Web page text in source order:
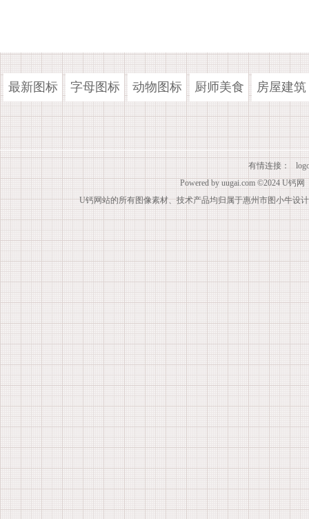
最新图标 字母图标 动物图标 厨师美食 房屋建筑
有情连接：
Powered by uugai.com ©2024 U钙网
U钙网站的所有图像素材、技术产品均归属于惠州市图小牛设